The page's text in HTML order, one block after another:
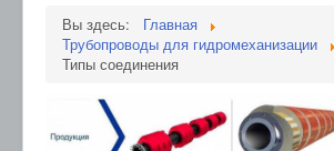
Вы здесь:
Главная
Трубопроводы для гидромеханизации
Типы соединения